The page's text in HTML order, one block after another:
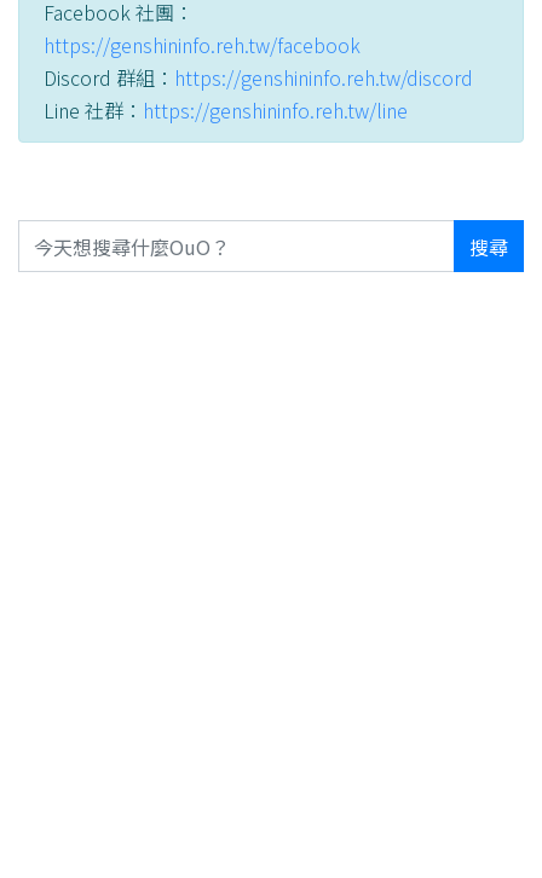
Facebook 社團：
https://genshininfo.reh.tw/facebook
Discord 群組： https://genshininfo.reh.tw/discord
Line 社群： https://genshininfo.reh.tw/line
搜尋